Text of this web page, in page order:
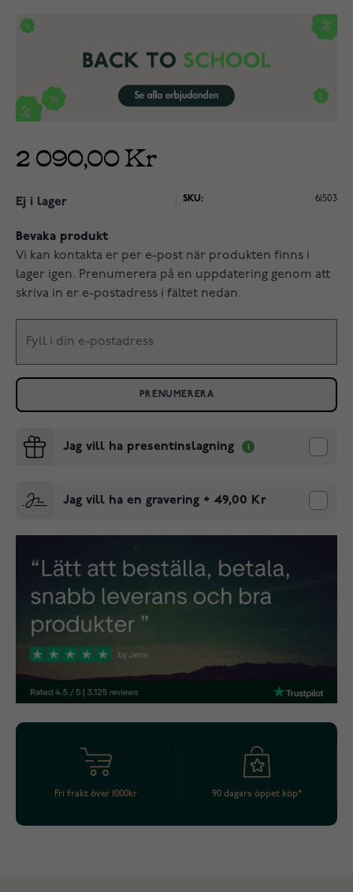
2 090,00 Kr
Ej i lager SKU: 61503
Bevaka produkt
Vi kan kontakta er per e-post när produkten finns i
lager igen. Prenumerera på en uppdatering genom att
skriva in er e-postadress i fältet nedan.
PRENUMERERA
Jag vill ha presentinslagning
Jag vill ha en gravering + 49,00 Kr
Fri frakt över 1000kr 90 dagars öppet köp*